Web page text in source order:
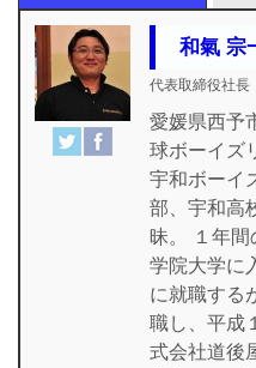
和氣 宗
代表取締役社長
愛媛県西予
球ボーイズ
宇和ボーイ
部、宇和高
昧。 １年
学院大学に
に就職する
職し、平成
式会社道後